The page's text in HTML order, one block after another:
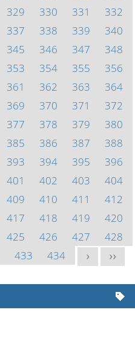
329 330 331
332
337 338 339
340
345 346 347
348
353 354 355
356
361 362 363
364
369 370 371
372
377 378 379
380
385 386 387
388
393 394 395
396
401 402 403
404
409 410 411
412
417 418 419
420
425 426 427
428
433 434 > >>